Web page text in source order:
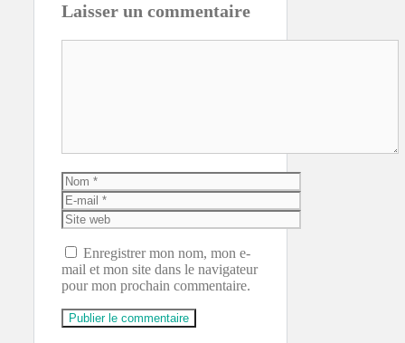
Laisser un commentaire
Nom
E-
mail
Site
web
Enregistrer mon nom, mon e-
mail et mon site dans le navigateur
pour mon prochain commentaire.